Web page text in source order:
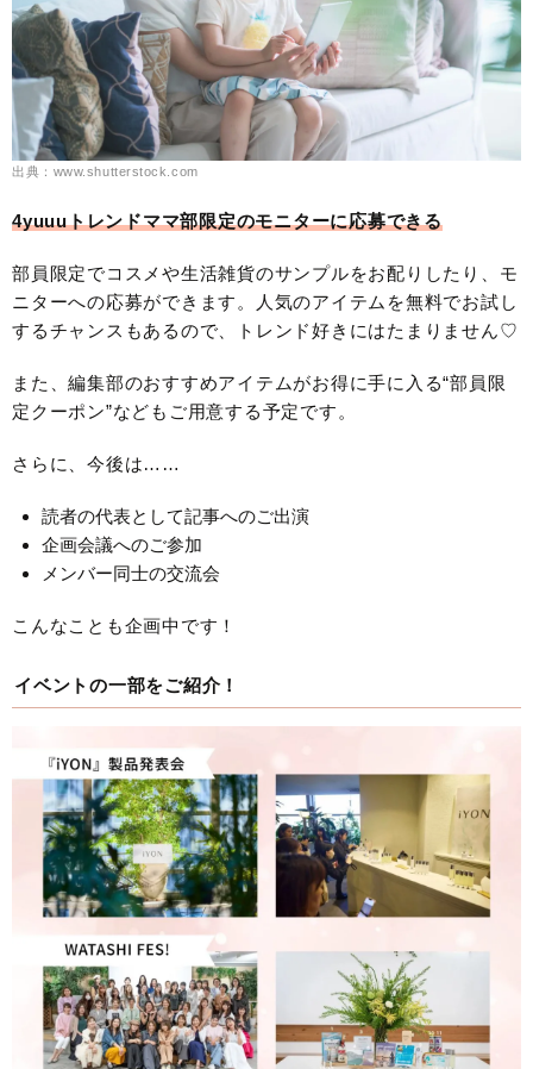
出典：www.shutterstock.com
4yuuuトレンドママ部限定のモニターに応募できる
部員限定でコスメや生活雑貨のサンプルをお配りしたり、モ
ニターへの応募ができます。人気のアイテムを無料でお試し
するチャンスもあるので、トレンド好きにはたまりません♡
また、編集部のおすすめアイテムがお得に手に入る“部員限
定クーポン”などもご用意する予定です。
さらに、今後は……
読者の代表として記事へのご出演
企画会議へのご参加
メンバー同士の交流会
こんなことも企画中です！
イベントの一部をご紹介！